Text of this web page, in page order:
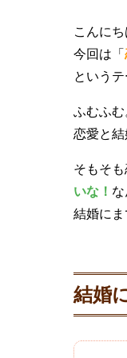
こんに
今回は「
という
ふむふむ
恋愛と結
そもそ
いな！
結婚に
結婚